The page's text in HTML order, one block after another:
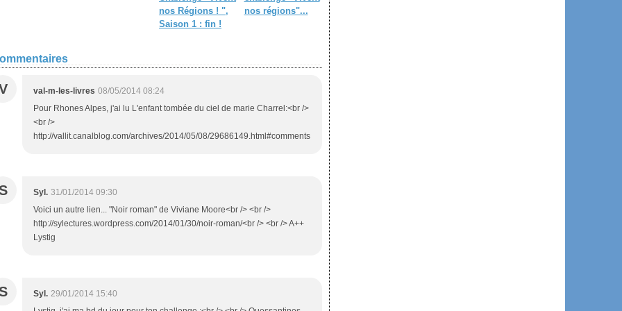
nos Régions ! ",
Saison 1 : fin !
nos régions"...
val-m-les-livres 08/05/2014 08:24
Pour Rhones Alpes, j'ai lu L'enfant tombée du ciel de marie Charrel:<br />
<br />
http://vallit.canalblog.com/archives/2014/05/08/29686149.html#comments
Syl. 31/01/2014 09:30
Voici un autre lien... "Noir roman" de Viviane Moore<br /> <br />
http://sylectures.wordpress.com/2014/01/30/noir-roman/<br /> <br /> A++
Lystig
Syl. 29/01/2014 15:40